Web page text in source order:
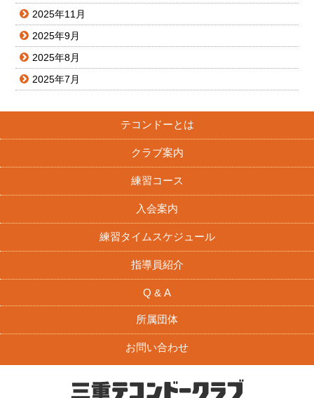
2025年11月
2025年9月
2025年8月
2025年7月
テコンドーとは
クラブ案内
練習コース
入会案内
練習タイムスケジュール
指導員紹介
Q & A
所属団体
お問い合わせ